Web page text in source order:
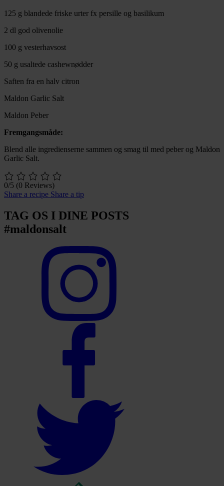
125 g blandede friske urter fx persille og basilikum
2 dl god olivenolie
100 g vesterhavsost
50 g usaltede cashewnødder
Saften fra en halv citron
Maldon Garlic Salt
Maldon Peber
Fremgangsmåde:
Blend alle ingredienserne sammen og smag til med peber og Maldon
Garlic Salt.
0/5 (0 Reviews)
Share a recipe Share a tip
TAG OS I DINE POSTS
#maldonsalt